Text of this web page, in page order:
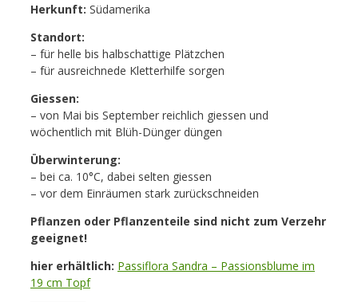
Herkunft: Südamerika
Standort:
– für helle bis halbschattige Plätzchen
– für ausreichnede Kletterhilfe sorgen
Giessen:
– von Mai bis September reichlich giessen und
wöchentlich mit Blüh-Dünger düngen
Überwinterung:
– bei ca. 10°C, dabei selten giessen
– vor dem Einräumen stark zurückschneiden
Pflanzen oder Pflanzenteile sind nicht zum Verzehr
geeignet!
hier erhältlich: Passiflora Sandra – Passionsblume im
19 cm Topf